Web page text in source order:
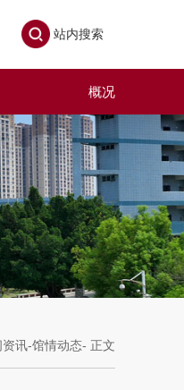
站内搜索
概况
资讯-馆情动态- 正文